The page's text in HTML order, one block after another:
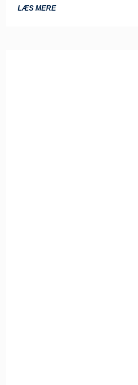
LÆS MERE